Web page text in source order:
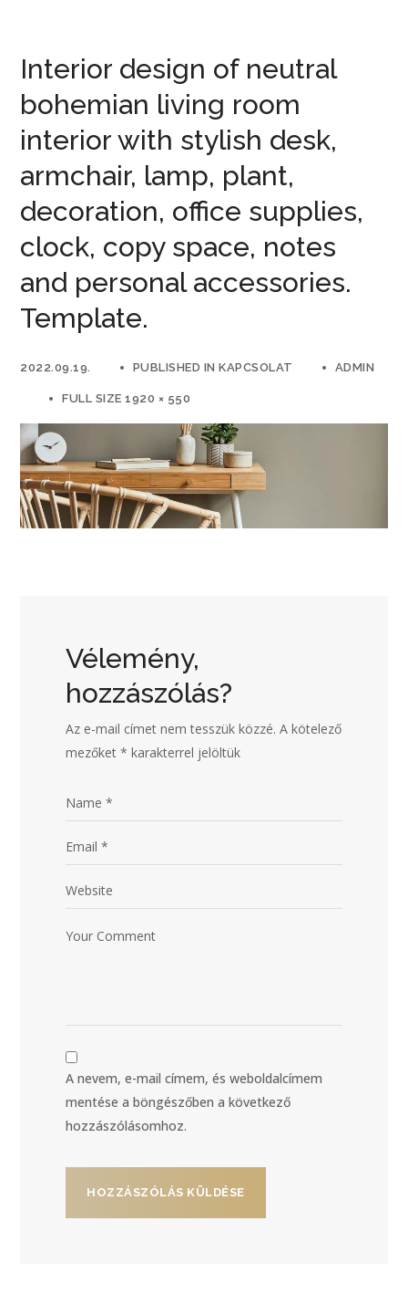
Interior design of neutral
bohemian living room
interior with stylish desk,
armchair, lamp, plant,
decoration, office supplies,
clock, copy space, notes
and personal accessories.
Template.
2022.09.19. PUBLISHED INKAPCSOLAT ADMIN
FULL SIZE 1920 × 550
Vélemény,
hozzászólás?
Az e-mail címet nem tesszük közzé. A kötelező
mezőket* karakterrel jelöltük
A nevem, e-mail címem, és weboldalcímem
mentése a böngészőben a következő
hozzászólásomhoz.